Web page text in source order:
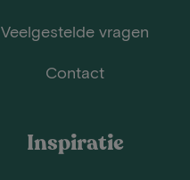
Veelgestelde vragen
Contact
Inspiratie